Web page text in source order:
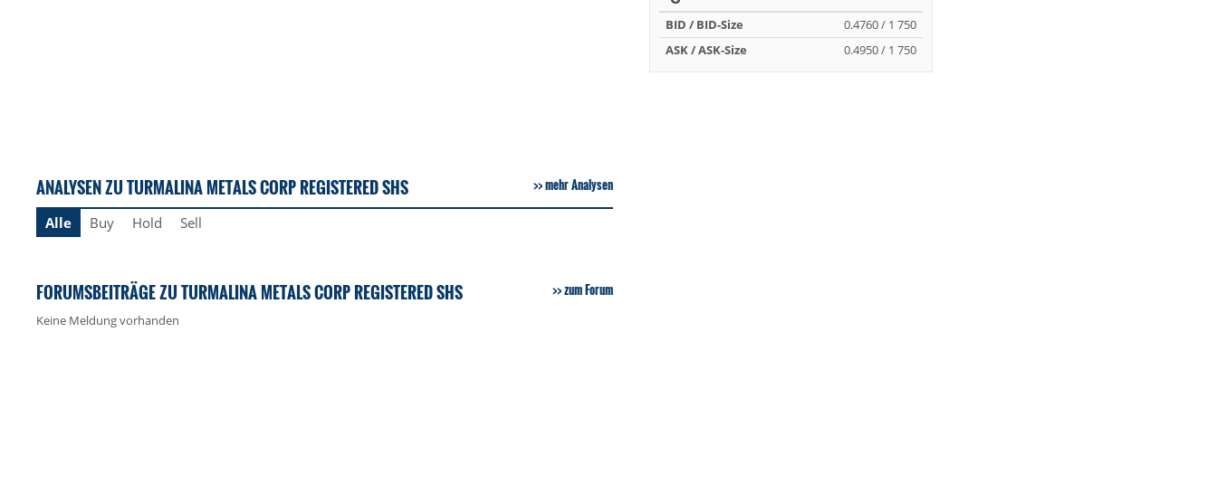
ANALYSEN ZU TURMALINA METALS CORP REGISTERED SHS mehr Analysen
Alle Buy Hold Sell
FORUMSBEITRÄGE ZU TURMALINA METALS CORP REGISTERED SHS zum Forum
Keine Meldung vorhanden
BID / BID-Size
0.4760 / 1 750
ASK / ASK-Size
0.4950 / 1 750